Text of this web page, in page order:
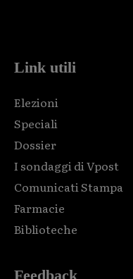
Link utili
Elezioni
Speciali
Dossier
I sondaggi di Vpost
Comunicati Stampa
Farmacie
Biblioteche
Feedback